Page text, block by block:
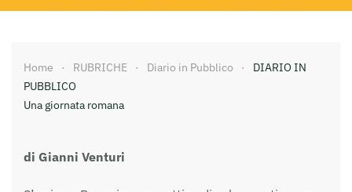
Home RUBRICHE Diario in Pubblico
DIARIO IN
PUBBLICO
Una giornata romana
di Gianni Venturi